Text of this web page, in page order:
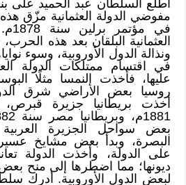
اطلع السلطان عبد الحميد على
مفوضي الدولة العثمانية مزّق هذه
في
العثمانية البلقان بعد هذه
ونذالة الدول الأوروبية، وسوء
في اقتسام ممتلكات الدولة
عليها، فأخذت النمسا مثلًا
روسيا بعض الأراضي شرق
أخذت بريطانيا جزيرة
بعض سواحل الجزيرة
البصرة، وبدأ بعض مشايخ عسير
على الدولة، وأخذت الدولة
ديونها؛ مما اضطرها إلى منح بعض
لبعض الدول الأوروبية. أدرك